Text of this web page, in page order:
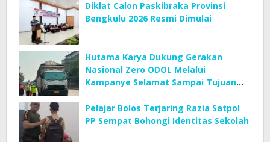
Diklat Calon Paskibraka Provinsi
Bengkulu 2026 Resmi Dimulai
Hutama Karya Dukung Gerakan
Nasional Zero ODOL Melalui
Kampanye Selamat Sampai Tujuan
Pelajar Bolos Terjaring Razia Satpol
PP Sempat Bohongi Identitas Sekolah